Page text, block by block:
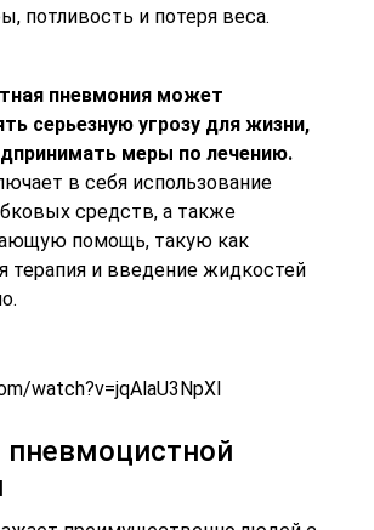
потливость и потеря веса.
пневмония может
серьезную угрозу для жизни,
меры по лечению.
в себя использование
средств, а также
помощь, такую как
терапия и введение жидкостей
watch?v=jqAlaU3NpXI